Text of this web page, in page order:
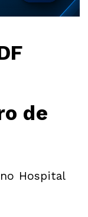
de
Hospital